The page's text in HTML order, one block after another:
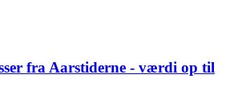
fra Aarstiderne - værdi op til